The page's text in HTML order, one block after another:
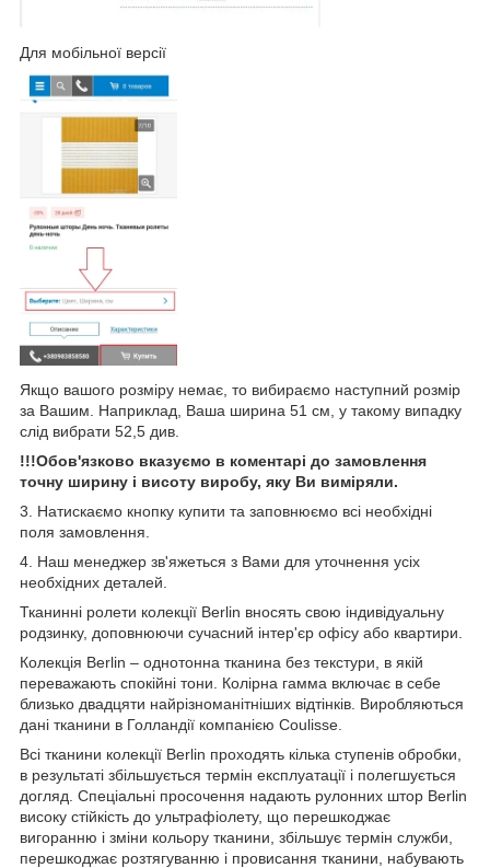
Для мобільної версії
Якщо вашого розміру немає, то вибираємо наступний розмір
за Вашим. Наприклад, Ваша ширина 51 см, у такому випадку
слід вибрати 52,5 див.
!!!Обов'язково вказуємо в коментарі до замовлення
точну ширину і висоту виробу, яку Ви виміряли.
3. Натискаємо кнопку купити та заповнюємо всі необхідні
поля замовлення.
4. Наш менеджер зв'яжеться з Вами для уточнення усіх
необхідних деталей.
Тканинні ролети колекції Berlin вносять свою індивідуальну
родзинку, доповнюючи сучасний інтер'єр офісу або квартири.
Колекція Berlin – однотонна тканина без текстури, в якій
переважають спокійні тони. Колірна гамма включає в себе
близько двадцяти найрізноманітніших відтінків. Виробляються
дані тканини в Голландії компанією Coulisse.
Всі тканини колекції Berlin проходять кілька ступенів обробки,
в результаті збільшується термін експлуатації і полегшується
догляд. Спеціальні просочення надають рулонних штор Berlin
високу стійкість до ультрафіолету, що перешкоджає
вигоранню і зміни кольору тканини, збільшує термін служби,
перешкоджає розтягуванню і провисання тканини, набувають